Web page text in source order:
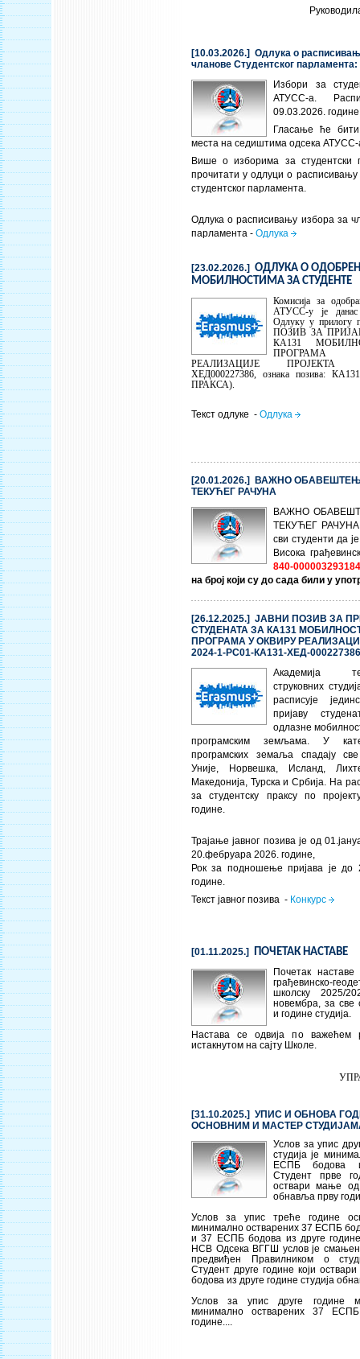
[10.03.2026.] Одлука о
чланове Студентског парламента:
Избори за
АТУСС-а.
09.03.2026. године
Гласање ће
места на седиштима одсека АТУСС-
Више о изборима за студентски
прочитати у одлуци о
студентског парламента.
Одлука о расписивању избора за
парламента - Одлука
[23.02.2026.] ОДЛУКА О
МОБИЛНОСТИМА ЗА СТУДЕНТЕ
Комисија за
АТУСС-у је данас
Одлуку у прилогу
ПОЗИВ ЗА
КА131
РЕАЛИЗАЦИЈЕ ПРОЈЕКТА
ХЕД000227386, ознака позива:
ПРАКСА).
Текст одлуке - Одлука
[20.01.2026.] ВАЖНО
ТЕКУЋЕГ РАЧУНА
ВАЖНО
ТЕКУЋЕГ РАЧУНА
сви студенти да
Висока
840-
на број који су до сада били у
[26.12.2025.] ЈАВНИ ПОЗИВ ЗА
СТУДЕНАТА ЗА КА131
ПРОГРАМА У ОКВИРУ
2024-1-РС01-КА131-ХЕД-000227386
Академија
струковних
расписује
пријаву
одлазне
програмским земљама. У
програмских земаља спадају
Уније, Норвешка, Исланд,
Македонија, Турска и Србија. На
за студентску праксу по
године.
Трајање јавног позива је од
20.фебруара 2026. године,
Рок за подношење пријава је до
године.
Текст јавног позива - Конкурс
[01.11.2025.] ПОЧЕТАК НАСТАВЕ
Почетак
грађевинско-
школску 2025/
новембра, за све
и године студија.
Настава се одвија по важећем
истакнутом на сајту Школе.
[31.10.2025.] УПИС И ОБНОВА
ОСНОВНИМ И МАСТЕР
Услов за упис
студија је
ЕСПБ бодова
Студент прве
оствари мање
обнавља прву
Услов за упис треће године
минимално остварених 37 ЕСПБ
и 37 ЕСПБ бодова из друге
НСВ Одсека ВГГШ услов је
предвиђен Правилником о
Студент друге године који
бодова из друге године студија
Услов за упис друге године
минимално остварених 37
године....